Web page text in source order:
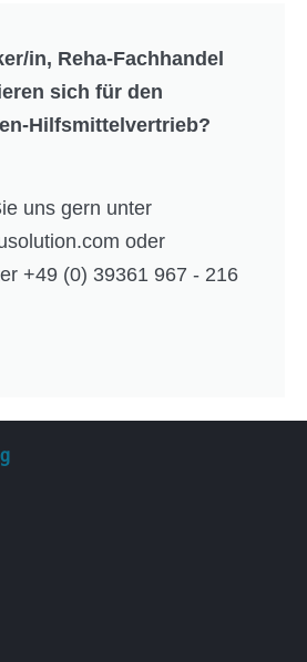
in, Reha-Fachhandel
sich für den
Hilfsmittelvertrieb?
uns gern unter
oder
+49 (0) 39361 967 - 216